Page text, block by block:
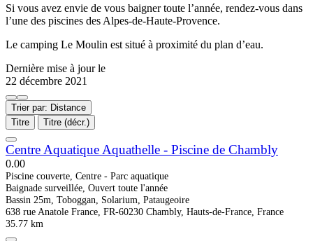
Si vous avez envie de vous baigner toute l’année, rendez-vous dans
l’une des piscines des Alpes-de-Haute-Provence.
Le camping Le Moulin est situé à proximité du plan d’eau.
Dernière mise à jour le
22 décembre 2021
Trier par: Distance
Titre
Titre (décr.)
Centre Aquatique Aquathelle - Piscine de Chambly
0.00
Piscine couverte, Centre - Parc aquatique
Baignade surveillée, Ouvert toute l'année
Bassin 25m, Toboggan, Solarium, Pataugeoire
638 rue Anatole France, FR-60230 Chambly, Hauts-de-France, France
35.77 km